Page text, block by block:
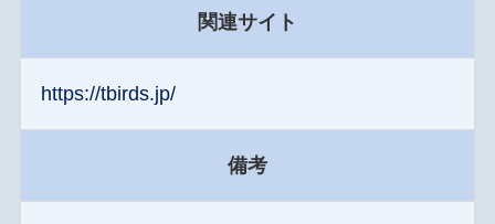
関連サイト
https://tbirds.jp/
備考